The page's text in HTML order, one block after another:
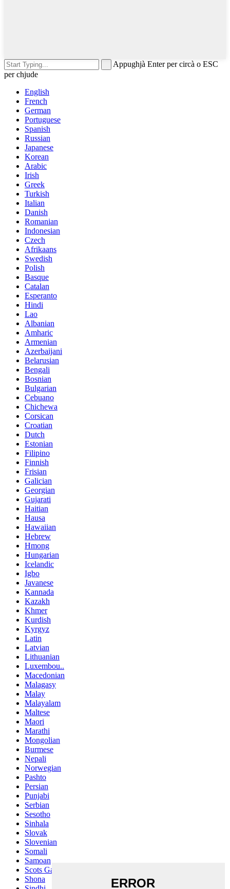
Appughjà Enter per circà o ESC
per chjude
English
French
German
Portuguese
Spanish
Russian
Japanese
Korean
Arabic
Irish
Greek
Turkish
Italian
Danish
Romanian
Indonesian
Czech
Afrikaans
Swedish
Polish
Basque
Catalan
Esperanto
Hindi
Lao
Albanian
Amharic
Armenian
Azerbaijani
Belarusian
Bengali
Bosnian
Bulgarian
Cebuano
Chichewa
Corsican
Croatian
Dutch
Estonian
Filipino
Finnish
Frisian
Galician
Georgian
Gujarati
Haitian
Hausa
Hawaiian
Hebrew
Hmong
Hungarian
Icelandic
Igbo
Javanese
Kannada
Kazakh
Khmer
Kurdish
Kyrgyz
Latin
Latvian
Lithuanian
Luxembou..
Macedonian
Malagasy
Malay
Malayalam
Maltese
Maori
Marathi
Mongolian
Burmese
Nepali
Norwegian
Pashto
Persian
Punjabi
Serbian
Sesotho
Sinhala
Slovak
Slovenian
Somali
Samoan
Scots Gaelic
Shona